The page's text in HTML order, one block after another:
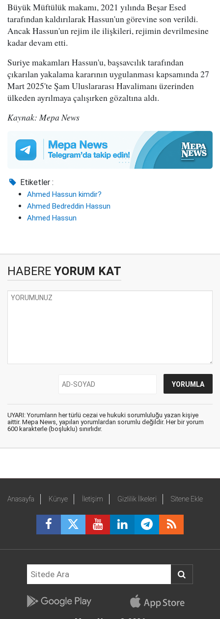
Büyük Müftülük makamı, 2021 yılında Beşar Esed
tarafından kaldırılarak Hassun'un görevine son verildi.
Ancak Hassun'un rejim ile ilişkileri, rejimin devrilmesine
kadar devam etti.
Suriye makamları Hassun'u, başsavcılık tarafından
çıkarılan yakalama kararının uygulanması kapsamında 27
Mart 2025'te Şam Uluslararası Havalimanı üzerinden
ülkeden ayrılmaya çalışırken gözaltına aldı.
Kaynak: Mepa News
Etiketler :
Ahmed Hassun kimdir?
Ahmed Bedreddin Hassun
Ahmed Hassun
HABERE YORUM KAT
UYARI: Yorumların her türlü cezai ve hukuki sorumluluğu yazan kişiye
aittir. Mepa News, yapılan yorumlardan sorumlu değildir. Her bir yorum
600 karakterle (boşluklu) sınırlıdır.
Anasayfa Künye İletişim Gizlilik İlkeleri Sitene Ekle